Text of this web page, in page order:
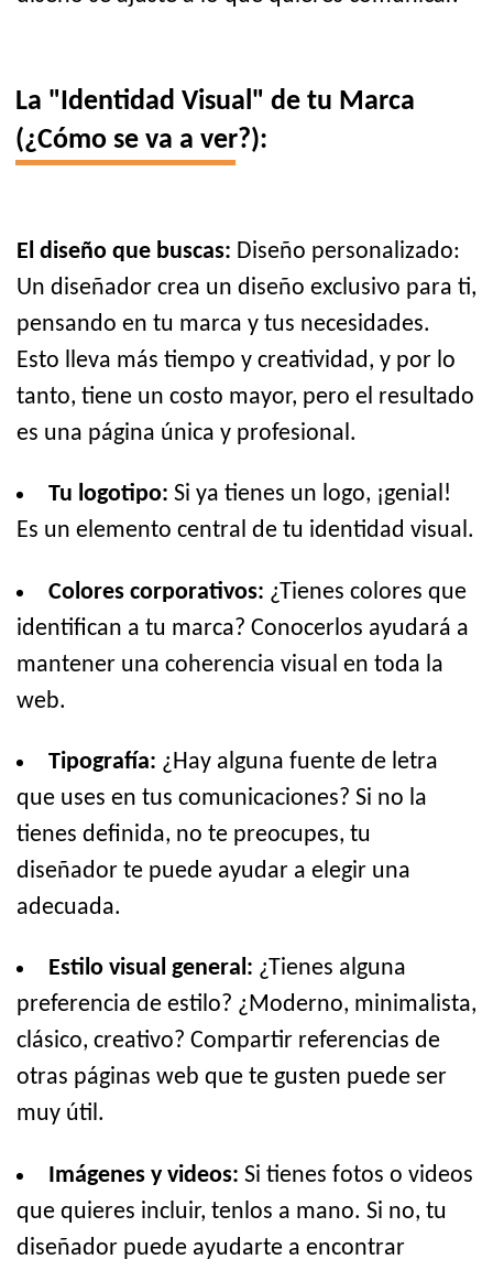
La "Identidad Visual" de tu Marca
(¿Cómo se va a ver?):
El diseño que buscas: Diseño personalizado:
Un diseñador crea un diseño exclusivo para ti,
pensando en tu marca y tus necesidades.
Esto lleva más tiempo y creatividad, y por lo
tanto, tiene un costo mayor, pero el resultado
es una página única y profesional.
Tu logotipo: Si ya tienes un logo, ¡genial!
Es un elemento central de tu identidad visual.
Colores corporativos: ¿Tienes colores que
identifican a tu marca? Conocerlos ayudará a
mantener una coherencia visual en toda la
web.
Tipografía: ¿Hay alguna fuente de letra
que uses en tus comunicaciones? Si no la
tienes definida, no te preocupes, tu
diseñador te puede ayudar a elegir una
adecuada.
Estilo visual general: ¿Tienes alguna
preferencia de estilo? ¿Moderno, minimalista,
clásico, creativo? Compartir referencias de
otras páginas web que te gusten puede ser
muy útil.
Imágenes y videos: Si tienes fotos o videos
que quieres incluir, tenlos a mano. Si no, tu
diseñador puede ayudarte a encontrar